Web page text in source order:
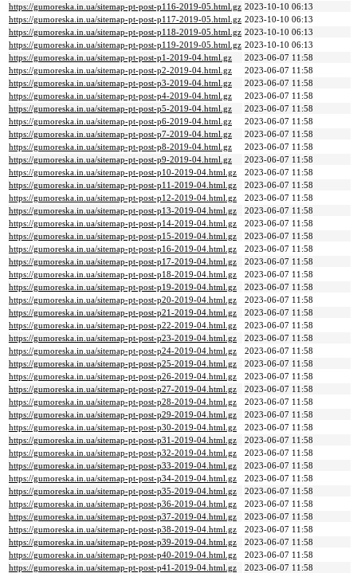
https://gumoreska.in.ua/sitemap-pt-post-p116-2019-05.html.gz 2023-10-10 06:13
https://gumoreska.in.ua/sitemap-pt-post-p117-2019-05.html.gz 2023-10-10 06:13
https://gumoreska.in.ua/sitemap-pt-post-p118-2019-05.html.gz 2023-10-10 06:13
https://gumoreska.in.ua/sitemap-pt-post-p119-2019-05.html.gz 2023-10-10 06:13
https://gumoreska.in.ua/sitemap-pt-post-p1-2019-04.html.gz
2023-06-07 11:58
https://gumoreska.in.ua/sitemap-pt-post-p2-2019-04.html.gz
2023-06-07 11:58
https://gumoreska.in.ua/sitemap-pt-post-p3-2019-04.html.gz
2023-06-07 11:58
https://gumoreska.in.ua/sitemap-pt-post-p4-2019-04.html.gz
2023-06-07 11:58
https://gumoreska.in.ua/sitemap-pt-post-p5-2019-04.html.gz
2023-06-07 11:58
https://gumoreska.in.ua/sitemap-pt-post-p6-2019-04.html.gz
2023-06-07 11:58
https://gumoreska.in.ua/sitemap-pt-post-p7-2019-04.html.gz
2023-06-07 11:58
https://gumoreska.in.ua/sitemap-pt-post-p8-2019-04.html.gz
2023-06-07 11:58
https://gumoreska.in.ua/sitemap-pt-post-p9-2019-04.html.gz
2023-06-07 11:58
https://gumoreska.in.ua/sitemap-pt-post-p10-2019-04.html.gz
2023-06-07 11:58
https://gumoreska.in.ua/sitemap-pt-post-p11-2019-04.html.gz
2023-06-07 11:58
https://gumoreska.in.ua/sitemap-pt-post-p12-2019-04.html.gz
2023-06-07 11:58
https://gumoreska.in.ua/sitemap-pt-post-p13-2019-04.html.gz
2023-06-07 11:58
https://gumoreska.in.ua/sitemap-pt-post-p14-2019-04.html.gz
2023-06-07 11:58
https://gumoreska.in.ua/sitemap-pt-post-p15-2019-04.html.gz
2023-06-07 11:58
https://gumoreska.in.ua/sitemap-pt-post-p16-2019-04.html.gz
2023-06-07 11:58
https://gumoreska.in.ua/sitemap-pt-post-p17-2019-04.html.gz
2023-06-07 11:58
https://gumoreska.in.ua/sitemap-pt-post-p18-2019-04.html.gz
2023-06-07 11:58
https://gumoreska.in.ua/sitemap-pt-post-p19-2019-04.html.gz
2023-06-07 11:58
https://gumoreska.in.ua/sitemap-pt-post-p20-2019-04.html.gz
2023-06-07 11:58
https://gumoreska.in.ua/sitemap-pt-post-p21-2019-04.html.gz
2023-06-07 11:58
https://gumoreska.in.ua/sitemap-pt-post-p22-2019-04.html.gz
2023-06-07 11:58
https://gumoreska.in.ua/sitemap-pt-post-p23-2019-04.html.gz
2023-06-07 11:58
https://gumoreska.in.ua/sitemap-pt-post-p24-2019-04.html.gz
2023-06-07 11:58
https://gumoreska.in.ua/sitemap-pt-post-p25-2019-04.html.gz
2023-06-07 11:58
https://gumoreska.in.ua/sitemap-pt-post-p26-2019-04.html.gz
2023-06-07 11:58
https://gumoreska.in.ua/sitemap-pt-post-p27-2019-04.html.gz
2023-06-07 11:58
https://gumoreska.in.ua/sitemap-pt-post-p28-2019-04.html.gz
2023-06-07 11:58
https://gumoreska.in.ua/sitemap-pt-post-p29-2019-04.html.gz
2023-06-07 11:58
https://gumoreska.in.ua/sitemap-pt-post-p30-2019-04.html.gz
2023-06-07 11:58
https://gumoreska.in.ua/sitemap-pt-post-p31-2019-04.html.gz
2023-06-07 11:58
https://gumoreska.in.ua/sitemap-pt-post-p32-2019-04.html.gz
2023-06-07 11:58
https://gumoreska.in.ua/sitemap-pt-post-p33-2019-04.html.gz
2023-06-07 11:58
https://gumoreska.in.ua/sitemap-pt-post-p34-2019-04.html.gz
2023-06-07 11:58
https://gumoreska.in.ua/sitemap-pt-post-p35-2019-04.html.gz
2023-06-07 11:58
https://gumoreska.in.ua/sitemap-pt-post-p36-2019-04.html.gz
2023-06-07 11:58
https://gumoreska.in.ua/sitemap-pt-post-p37-2019-04.html.gz
2023-06-07 11:58
https://gumoreska.in.ua/sitemap-pt-post-p38-2019-04.html.gz
2023-06-07 11:58
https://gumoreska.in.ua/sitemap-pt-post-p39-2019-04.html.gz
2023-06-07 11:58
https://gumoreska.in.ua/sitemap-pt-post-p40-2019-04.html.gz
2023-06-07 11:58
https://gumoreska.in.ua/sitemap-pt-post-p41-2019-04.html.gz
2023-06-07 11:58